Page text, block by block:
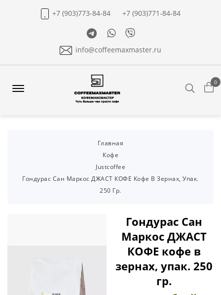
+7 (903)773-84-84
+7 (903)771-84-84
TelegramWhatsapp
Viber
info@coffeemaxmaster.ru
0
Главная
Кофе
Justcoffee
Гондурас Сан Маркос ДЖАСТ КОФЕ Кофе В Зернах, Упак.
250 Гр.
Гондурас Сан
Маркос ДЖАСТ
КОФЕ кофе в
зернах, упак. 250
гр.